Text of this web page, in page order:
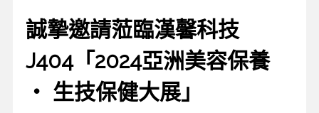
誠摯邀請蒞臨漢馨科技
J404「2024亞洲美容保養
‧ 生技保健大展」